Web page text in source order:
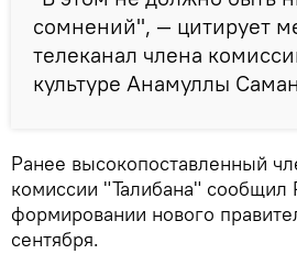
сомнений", — цитирует
телеканал члена
культуре Анамуллы
Ранее высокопоставленный
комиссии "Талибана"
формировании нового
сентября.